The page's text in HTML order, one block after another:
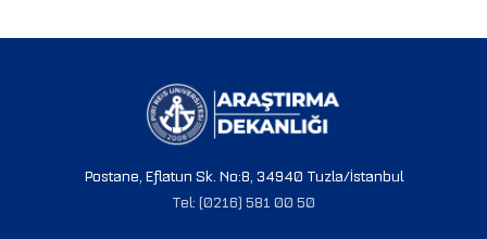
Postane, Eflatun Sk. No:8, 34940 Tuzla/İstanbul
Tel: (0216) 581 00 50